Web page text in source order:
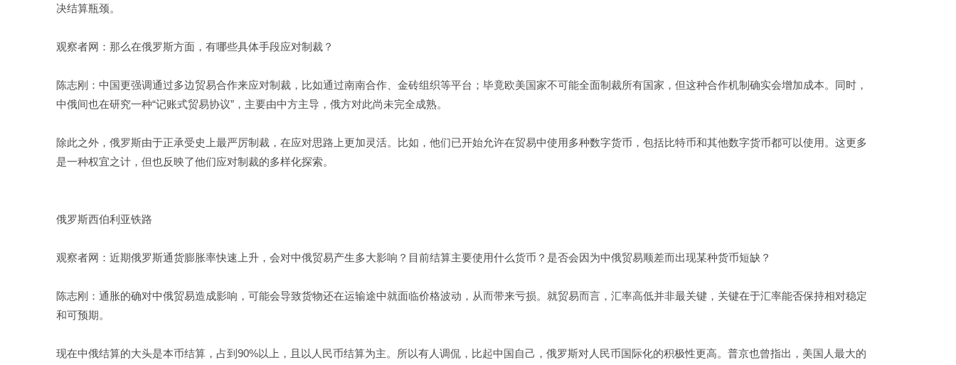
决结算瓶颈。
观察者网：那么在俄罗斯方面，有哪些具体手段应对制裁？
陈志刚：中国更强调通过多边贸易合作来应对制裁，比如通过南南合作、金砖组织等平台；毕竟欧美国家不可能全面制裁所有国家，但这种合作机制确实会增加成本。同时，
中俄间也在研究一种“记账式贸易协议”，主要由中方主导，俄方对此尚未完全成熟。
除此之外，俄罗斯由于正承受史上最严厉制裁，在应对思路上更加灵活。比如，他们已开始允许在贸易中使用多种数字货币，包括比特币和其他数字货币都可以使用。这更多
是一种权宜之计，但也反映了他们应对制裁的多样化探索。
俄罗斯西伯利亚铁路
观察者网：近期俄罗斯通货膨胀率快速上升，会对中俄贸易产生多大影响？目前结算主要使用什么货币？是否会因为中俄贸易顺差而出现某种货币短缺？
陈志刚：通胀的确对中俄贸易造成影响，可能会导致货物还在运输途中就面临价格波动，从而带来亏损。就贸易而言，汇率高低并非最关键，关键在于汇率能否保持相对稳定
和可预期。
现在中俄结算的大头是本币结算，占到90%以上，且以人民币结算为主。所以有人调侃，比起中国自己，俄罗斯对人民币国际化的积极性更高。普京也曾指出，美国人最大的